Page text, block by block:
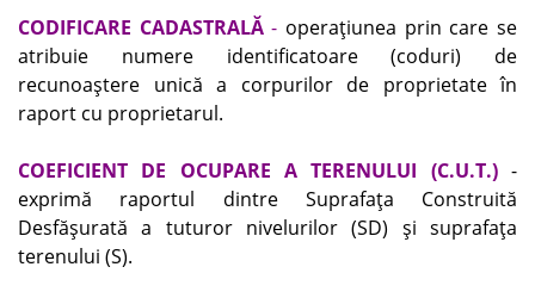
CODIFICARE CADASTRALĂ- operaţiunea prin care se
atribuie numere identificatoare (coduri) de
recunoaştere unică a corpurilor de proprietate în
raport cu proprietarul.
COEFICIENT DE OCUPARE A TERENULUI (C.U.T.) -
exprimă raportul dintre Suprafaţa Construită
Desfăşurată a tuturor nivelurilor (SD) şi suprafaţa
terenului (S).